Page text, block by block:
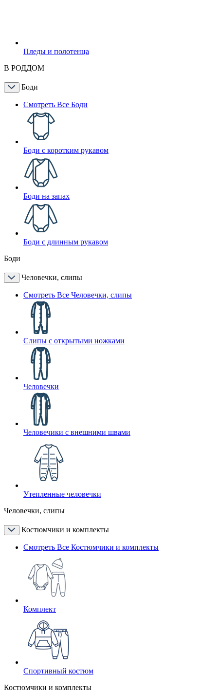
Пледы и полотенца
В РОДДОМ
Боди
Смотреть Все Боди
Боди с коротким рукавом
Боди на запах
Боди с длинным рукавом
Боди
Человечки, слипы
Смотреть Все Человечки, слипы
Слипы с открытыми ножками
Человечки
Человечики с внешними швами
Утепленные человечки
Человечки, слипы
Костюмчики и комплекты
Смотреть Все Костюмчики и комплекты
Комплект
Спортивный костюм
Костюмчики и комплекты